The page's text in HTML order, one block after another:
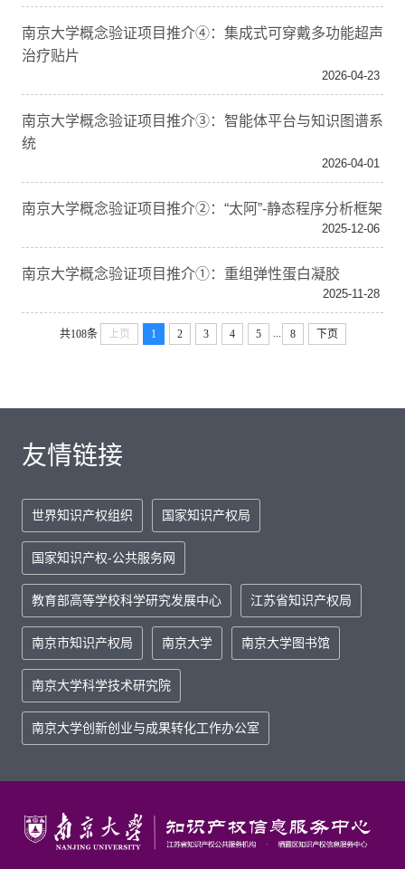
南京大学概念验证项目推介④：集成式可穿戴多功能超声
治疗贴片
2026-04-23
南京大学概念验证项目推介③：智能体平台与知识图谱系
统
2026-04-01
南京大学概念验证项目推介②：“太阿”-静态程序分析框架
2025-12-06
南京大学概念验证项目推介①：重组弹性蛋白凝胶
2025-11-28
共108条 上页 1 2 3 4 5 8 下页
友情链接
世界知识产权组织 国家知识产权局
国家知识产权-公共服务网
教育部高等学校科学研究发展中心 江苏省知识产权局
南京市知识产权局 南京大学 南京大学图书馆
南京大学科学技术研究院
南京大学创新创业与成果转化工作办公室